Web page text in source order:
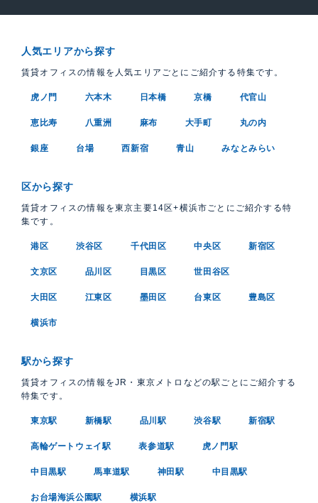
人気エリアから探す
賃貸オフィスの情報を人気エリアごとにご紹介する特集です。
虎ノ門 六本木 日本橋 京橋 代官山
恵比寿 八重洲 麻布 大手町 丸の内
銀座 台場 西新宿 青山 みなとみらい
区から探す
賃貸オフィスの情報を東京主要14区+横浜市ごとにご紹介する特
集です。
港区 渋谷区 千代田区 中央区 新宿区
文京区 品川区 目黒区 世田谷区
大田区 江東区 墨田区 台東区 豊島区
横浜市
駅から探す
賃貸オフィスの情報をJR・東京メトロなどの駅ごとにご紹介する
特集です。
東京駅 新橋駅 品川駅 渋谷駅 新宿駅
高輪ゲートウェイ駅 表参道駅 虎ノ門駅
中目黒駅 馬車道駅 神田駅 中目黒駅
お台場海浜公園駅 横浜駅